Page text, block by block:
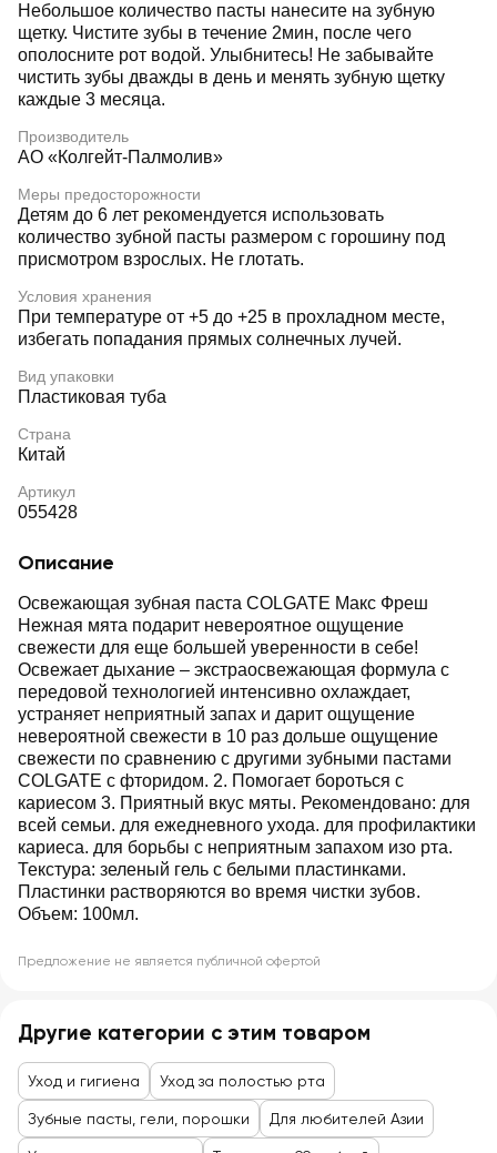
Небольшое количество пасты нанесите на зубную
щетку. Чистите зубы в течение 2мин, после чего
ополосните рот водой. Улыбнитесь! Не забывайте
чистить зубы дважды в день и менять зубную щетку
каждые 3 месяца.
Производитель
АО «Колгейт-Палмолив»
Меры предосторожности
Детям до 6 лет рекомендуется использовать
количество зубной пасты размером с горошину под
присмотром взрослых. Не глотать.
Условия хранения
При температуре от +5 до +25 в прохладном месте,
избегать попадания прямых солнечных лучей.
Вид упаковки
Пластиковая туба
Страна
Китай
Артикул
055428
Описание
Освежающая зубная паста COLGATE Макс Фреш
Нежная мята подарит невероятное ощущение
свежести для еще большей уверенности в себе!
Освежает дыхание – экстраосвежающая формула с
передовой технологией интенсивно охлаждает,
устраняет неприятный запах и дарит ощущение
невероятной свежести в 10 раз дольше ощущение
свежести по сравнению с другими зубными пастами
COLGATE с фторидом. 2. Помогает бороться с
кариесом 3. Приятный вкус мяты. Рекомендовано: для
всей семьи. для ежедневного ухода. для профилактики
кариеса. для борьбы с неприятным запахом изо рта.
Текстура: зеленый гель с белыми пластинками.
Пластинки растворяются во время чистки зубов.
Объем: 100мл.
Предложение не является публичной офертой
Другие категории с этим товаром
Уход и гигиена Уход за полостью рта
Зубные пасты, гели, порошки Для любителей Азии